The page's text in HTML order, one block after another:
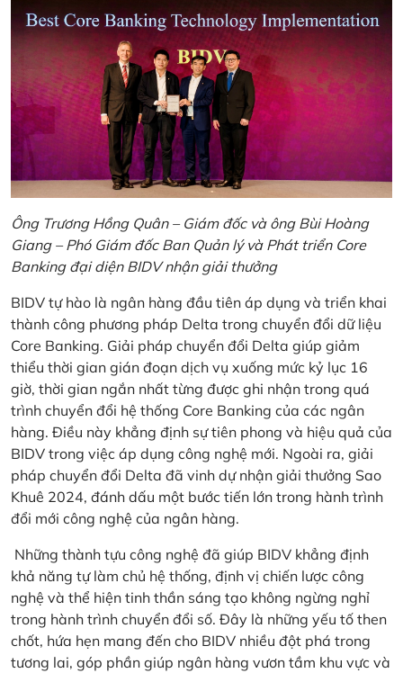
Ông Trương Hồng Quân – Giám đốc và ông Bùi Hoàng
Giang – Phó Giám đốc Ban Quản lý và Phát triển Core
Banking đại diện BIDV nhận giải thưởng
BIDV tự hào là ngân hàng đầu tiên áp dụng và triển khai
thành công phương pháp Delta trong chuyển đổi dữ liệu
Core Banking. Giải pháp chuyển đổi Delta giúp giảm
thiểu thời gian gián đoạn dịch vụ xuống mức kỷ lục 16
giờ, thời gian ngắn nhất từng được ghi nhận trong quá
trình chuyển đổi hệ thống Core Banking của các ngân
hàng. Điều này khẳng định sự tiên phong và hiệu quả của
BIDV trong việc áp dụng công nghệ mới. Ngoài ra, giải
pháp chuyển đổi Delta đã vinh dự nhận giải thưởng Sao
Khuê 2024, đánh dấu một bước tiến lớn trong hành trình
đổi mới công nghệ của ngân hàng.
Những thành tựu công nghệ đã giúp BIDV khẳng định
khả năng tự làm chủ hệ thống, định vị chiến lược công
nghệ và thể hiện tinh thần sáng tạo không ngừng nghỉ
trong hành trình chuyển đổi số. Đây là những yếu tố then
chốt, hứa hẹn mang đến cho BIDV nhiều đột phá trong
tương lai, góp phần giúp ngân hàng vươn tầm khu vực và